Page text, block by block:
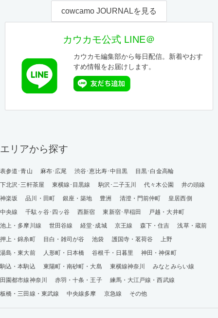
cowcamo JOURNALを見る
カウカモ公式 LINE＠
カウカモ編集部から毎日配信。新着やおす
すめ情報をお届けします。
エリアから探す
表参道･青山 麻布･広尾 渋谷･恵比寿･中目黒
目黒･白金高輪
下北沢･三軒茶屋
東横線･目黒線 駒沢･二子玉川 代々木公園
井の頭線
神楽坂
品川・田町 銀座・築地 豊洲 清澄・門前仲町
皇居西側
中央線
千駄ヶ谷･四ッ谷 西新宿 東新宿･早稲田
戸越・大井町
池上・多摩川線
世田谷線 経堂･成城 京王線 森下・住吉
浅草・蔵前
押上・錦糸町
目白・雑司が谷 池袋 護国寺・茗荷谷
上野
湯島・東大前
人形町・日本橋 谷根千・日暮里
神田・神保町
駒込・本駒込
東陽町・南砂町・大島 東横線神奈川
みなとみらい線
田園都市線神奈川
赤羽・十条・王子
練馬・大江戸線・西武線
板橋・三田線・東武線
中央線多摩 京急線 その他